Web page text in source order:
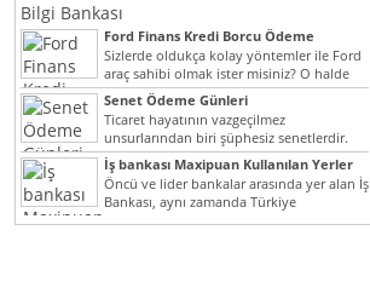
Bilgi Bankası
Ford Finans Kredi Borcu Ödeme
Sizlerde oldukça kolay yöntemler ile Ford
araç sahibi olmak ister misiniz? O halde
yazımız ilginizi...
Senet Ödeme Günleri
Ticaret hayatının vazgeçilmez
unsurlarından biri şüphesiz senetlerdir.
Çünkü senetler en çok kullanılan ödeme
araçlarıdır. Taksitler...
İş bankası Maxipuan Kullanılan Yerler
Öncü ve lider bankalar arasında yer alan İş
Bankası, aynı zamanda Türkiye
Cumhuriyeti’nin ilk milli...